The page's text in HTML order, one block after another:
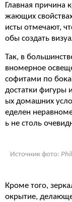
Главная причина
жающих
исты отмечают,
обы создать
Так, в
вномерное
софитами по
достатки фигуры
ых домашних
еделен
ь не столь
Источник фото:
Кроме того,
окрытие,